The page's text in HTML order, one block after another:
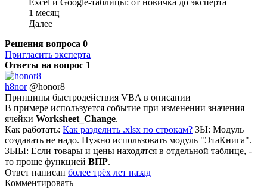
Excel и Google-таблицы: от новичка до эксперта
1 месяц
Далее
Решения вопроса 0
Пригласить эксперта
Ответы на вопрос 1
h8nor @honor8
Принципы быстродействия VBA в описании
В примере используется событие при изменении значения
ячейки Worksheet_Change.
Как работать: Как разделить .xlsx по строкам? ЗЫ: Модуль
создавать не надо. Нужно использовать модуль "ЭтаКнига".
ЗЫЫ: Если товары и цены находятся в отдельной таблице, -
то проще функцией ВПР.
Ответ написан более трёх лет назад
Комментировать